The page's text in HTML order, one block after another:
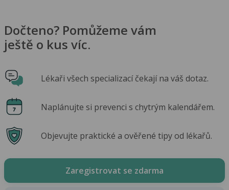
Dočteno? Pomůžeme vám
ještě o kus víc.
Lékaři všech specializací čekají na váš dotaz.
Naplánujte si prevenci s chytrým kalendářem.
Objevujte praktické a ověřené tipy od lékařů.
Zaregistrovat se zdarma